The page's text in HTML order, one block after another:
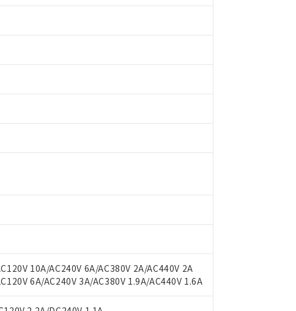
10A/AC240V 6A/AC380V 2A/AC440V 2A
6A/AC240V 3A/AC380V 1.9A/AC440V 1.6A
10物質）の非含有に対応した製品が提供可能な商品です。
質）の非含有に対応した製品に切り替える予定のある商品です。